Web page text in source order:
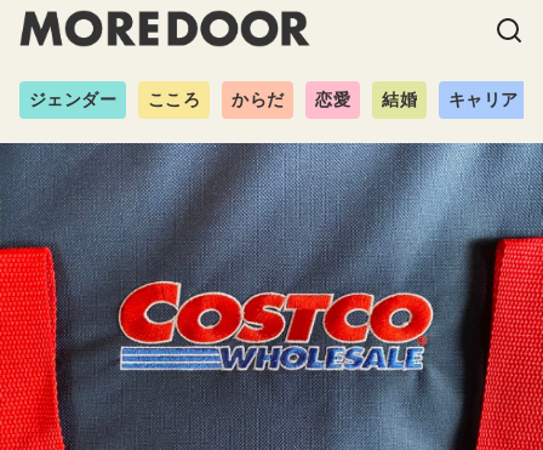
ジェンダー こころ からだ 恋愛 結婚 キャリア